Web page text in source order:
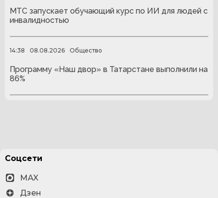
МТС запускает обучающий курс по ИИ для людей с
инвалидностью
14:38 08.08.2026 Общество
Программу «Наш двор» в Татарстане выполнили на
86%
Соцсети
MAX
Дзен